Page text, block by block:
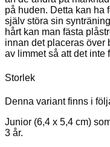
på huden. Detta kan ha
själv störa sin
hårt kan man fästa
innan det placeras över
av limmet så att det inte
Storlek
Denna variant finns i
Junior (6,4 x 5,4 cm)
3 år.